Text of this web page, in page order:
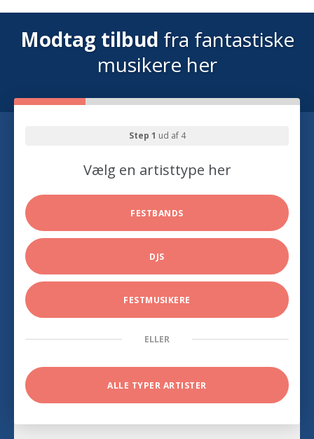
Modtag tilbud fra fantastiske
musikere her
Step 1 ud af 4
Vælg en artisttype her
FESTBANDS
DJS
FESTMUSIKERE
ELLER
ALLE TYPER ARTISTER